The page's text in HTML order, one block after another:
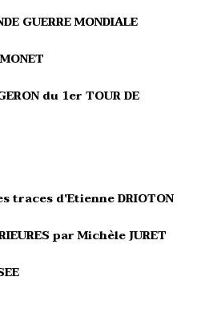
GUERRE MONDIALE
du 1er TOUR DE
traces d'Etienne DRIOTON
par Michèle JURET